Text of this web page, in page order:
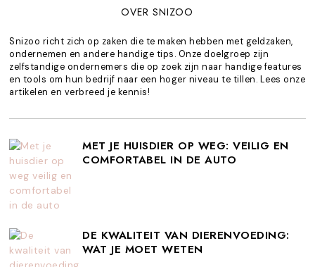
OVER SNIZOO
Snizoo richt zich op zaken die te maken hebben met geldzaken,
ondernemen en andere handige tips. Onze doelgroep zijn
zelfstandige ondernemers die op zoek zijn naar handige features
en tools om hun bedrijf naar een hoger niveau te tillen. Lees onze
artikelen en verbreed je kennis!
MET JE HUISDIER OP WEG: VEILIG EN
COMFORTABEL IN DE AUTO
DE KWALITEIT VAN DIERENVOEDING:
WAT JE MOET WETEN